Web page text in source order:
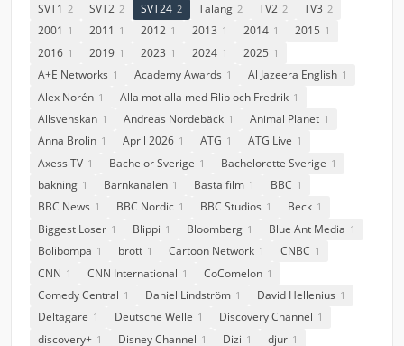
SVT1 2 SVT2 2 SVT24 2 Talang 2 TV2 2 TV3 2
2001 1 2011 1 2012 1 2013 1 2014 1 2015 1
2016 1 2019 1 2023 1 2024 1 2025 1
A+E Networks 1 Academy Awards 1 Al Jazeera English 1
Alex Norén 1 Alla mot alla med Filip och Fredrik 1
Allsvenskan 1 Andreas Nordebäck 1 Animal Planet 1
Anna Brolin 1 April 2026 1 ATG 1 ATG Live 1
Axess TV 1 Bachelor Sverige 1 Bachelorette Sverige 1
bakning 1 Barnkanalen 1 Bästa film 1 BBC 1
BBC News 1 BBC Nordic 1 BBC Studios 1 Beck 1
Biggest Loser 1 Blippi 1 Bloomberg 1 Blue Ant Media 1
Bolibompa 1 brott 1 Cartoon Network 1 CNBC 1
CNN 1 CNN International 1 CoComelon 1
Comedy Central 1 Daniel Lindström 1 David Hellenius 1
Deltagare 1 Deutsche Welle 1 Discovery Channel 1
discovery+ 1 Disney Channel 1 Dizi 1 djur 1